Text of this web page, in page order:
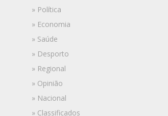
» Política
» Economia
» Saúde
» Desporto
» Regional
» Opinião
» Nacional
» Classificados